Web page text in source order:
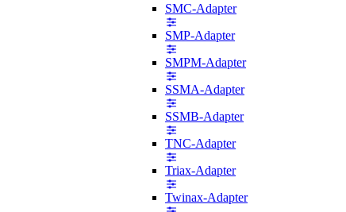
SMC-Adapter
SMP-Adapter
SMPM-Adapter
SSMA-Adapter
SSMB-Adapter
TNC-Adapter
Triax-Adapter
Twinax-Adapter